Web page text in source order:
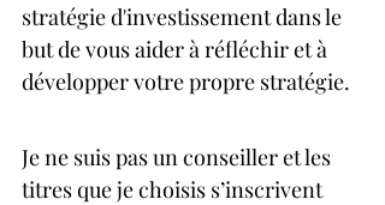
stratégie d'investissement dans le
but de vous aider à réfléchir et à
développer votre propre stratégie.
Je ne suis pas un conseiller et les
titres que je choisis s’inscrivent